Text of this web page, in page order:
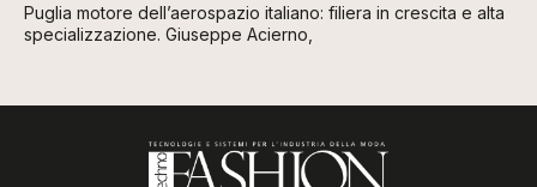
Puglia motore dell’aerospazio italiano: filiera in crescita e alta
specializzazione. Giuseppe Acierno,